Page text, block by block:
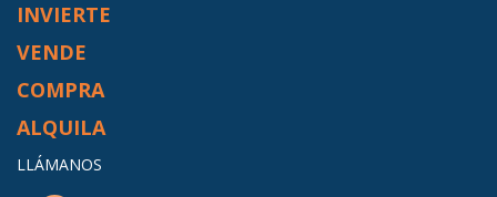
INVIERTE
VENDE
COMPRA
ALQUILA
LLÁMANOS